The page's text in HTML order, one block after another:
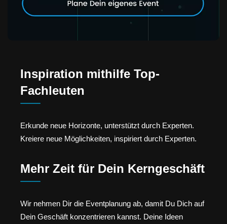
Inspiration mithilfe Top-
Fachleuten
Erkunde neue Horizonte, unterstützt durch Experten.
Kreiere neue Möglichkeiten, inspiriert durch Experten.
Mehr Zeit für Dein Kerngeschäft
Wir nehmen Dir die Eventplanung ab, damit Du Dich auf
Dein Geschäft konzentrieren kannst. Deine Ideen